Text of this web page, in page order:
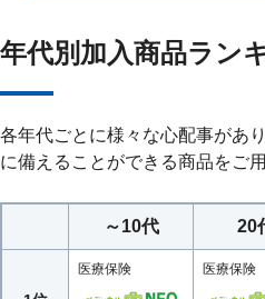
年代別加入商品ラン
各年代ごとに様々な心配事があ
に備えることができる商品をご
～10代 20
医療保険 医療保険